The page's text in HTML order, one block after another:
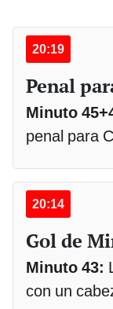
20:19
Penal
Minuto
penal para
20:14
Gol de
Minuto 43:
con un